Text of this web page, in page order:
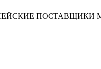
ПОСТАВЩИКИ